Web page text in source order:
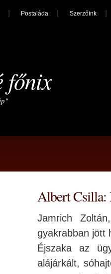
Postaláda Szerzőink
főnix
Albert Csilla:
Jamrich
gyakrabban jött
Éjszaka az
alájárkált,